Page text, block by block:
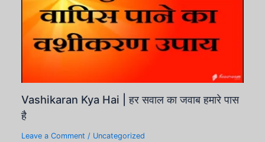
Vashikaran Kya Hai | हर सवाल का जवाब हमारे पास
है
Leave a Comment / Uncategorized